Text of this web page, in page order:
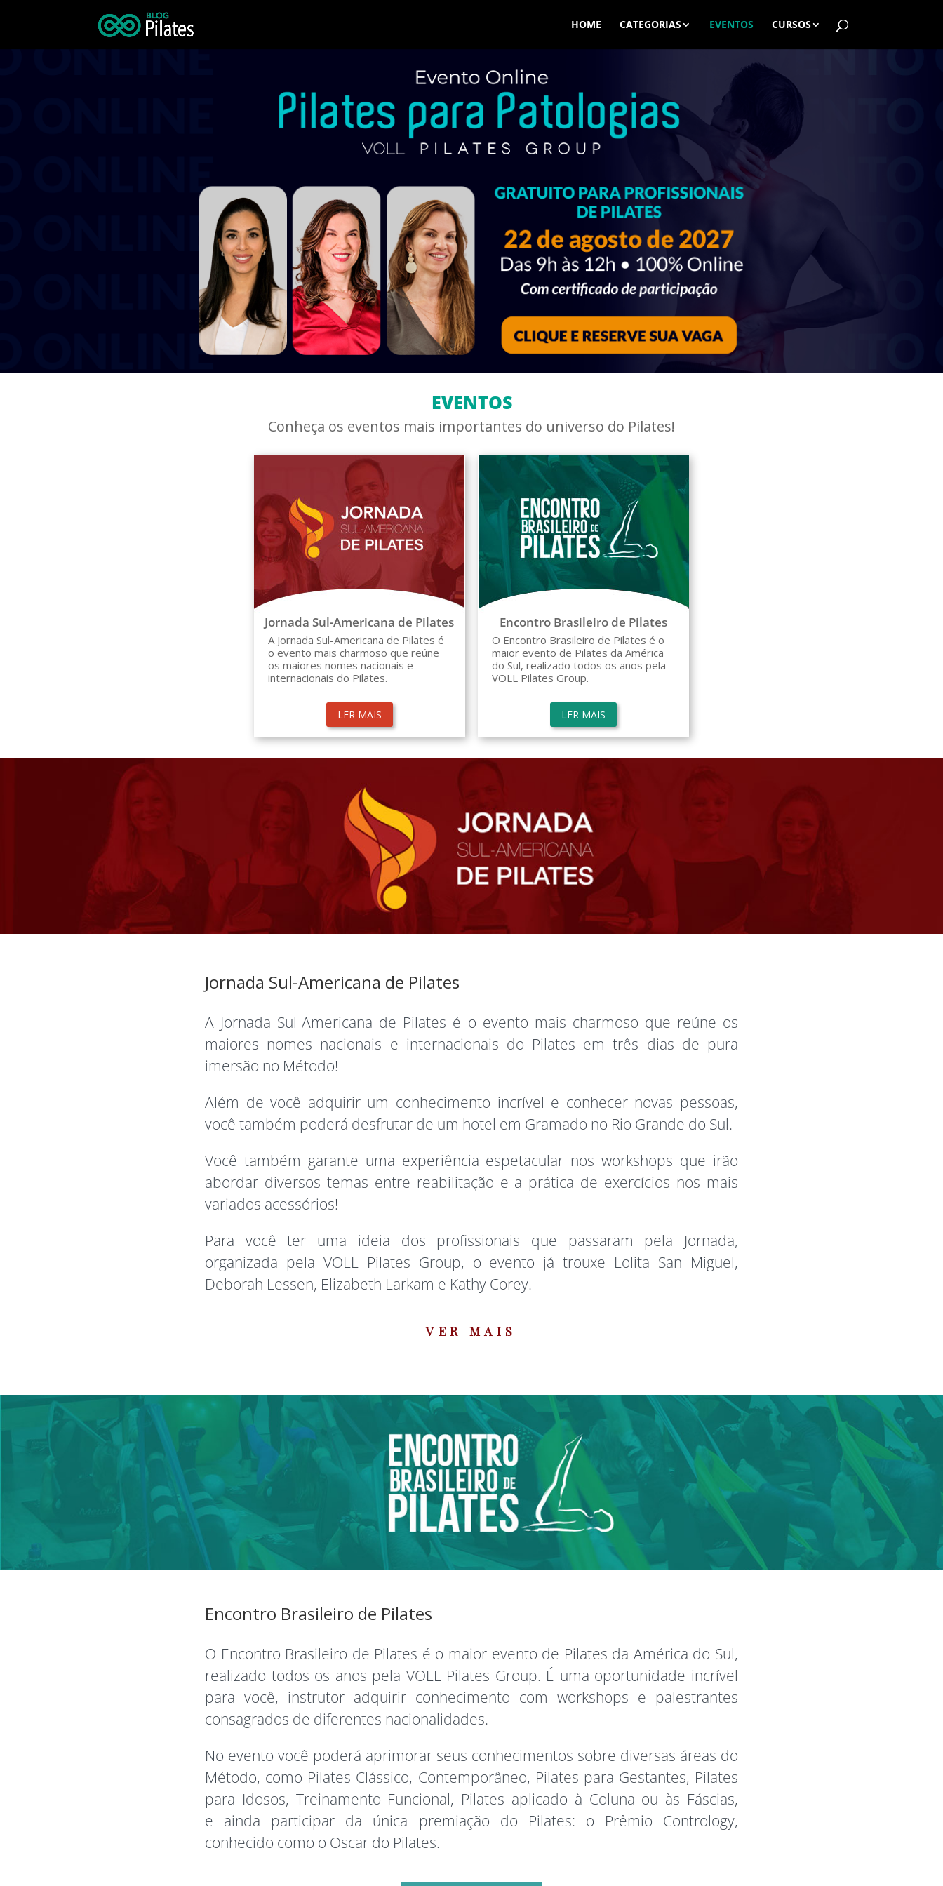
HOME CATEGORIAS EVENTOS CURSOS
EVENTOS
Conheça os eventos mais importantes do universo do Pilates!
Jornada Sul-Americana de Pilates
A Jornada Sul-Americana de Pilates é
o evento mais charmoso que reúne
os maiores nomes nacionais e
internacionais do Pilates.
LER MAIS
Encontro Brasileiro de Pilates
O Encontro Brasileiro de Pilates é o
maior evento de Pilates da América
do Sul, realizado todos os anos pela
VOLL Pilates Group.
LER MAIS
Jornada Sul-Americana de Pilates
A Jornada Sul-Americana de Pilates é o evento mais charmoso que reúne os
maiores nomes nacionais e internacionais do Pilates em três dias de pura
imersão no Método!
Além de você adquirir um conhecimento incrível e conhecer novas pessoas,
você também poderá desfrutar de um hotel em Gramado no Rio Grande do Sul.
Você também garante uma experiência espetacular nos workshops que irão
abordar diversos temas entre reabilitação e a prática de exercícios nos mais
variados acessórios!
Para você ter uma ideia dos profissionais que passaram pela Jornada,
organizada pela VOLL Pilates Group, o evento já trouxe Lolita San Miguel,
Deborah Lessen, Elizabeth Larkam e Kathy Corey.
VER MAIS
Encontro Brasileiro de Pilates
O Encontro Brasileiro de Pilates é o maior evento de Pilates da América do Sul,
realizado todos os anos pela VOLL Pilates Group. É uma oportunidade incrível
para você, instrutor adquirir conhecimento com workshops e palestrantes
consagrados de diferentes nacionalidades.
No evento você poderá aprimorar seus conhecimentos sobre diversas áreas do
Método, como Pilates Clássico, Contemporâneo, Pilates para Gestantes, Pilates
para Idosos, Treinamento Funcional, Pilates aplicado à Coluna ou às Fáscias,
e ainda participar da única premiação do Pilates: o Prêmio Contrology,
conhecido como o Oscar do Pilates.